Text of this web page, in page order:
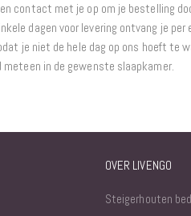
contact met je op om je bestelling
dagen voor levering ontvang je
je niet de hele dag op ons hoeft te
in de gewenste slaapkamer.
OVER LIVENGO
Steigerhouten